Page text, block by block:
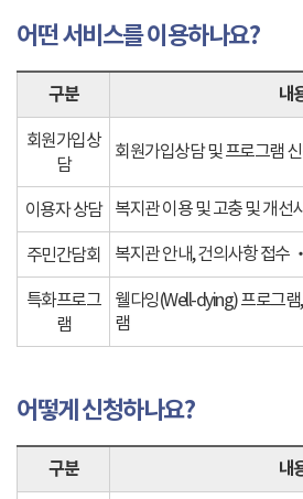
어떤 서비스를 이용하나요?
구분 내
회원가입상
담
회원가입상담 및 프로그램 신
이용자 상담 복지관 이용 및 고충 및 개선
주민간담회 복지관 안내, 건의사항 접수
특화프로그
램
웰다잉(Well-dying) 프로그
램
어떻게 신청하나요?
구분 내